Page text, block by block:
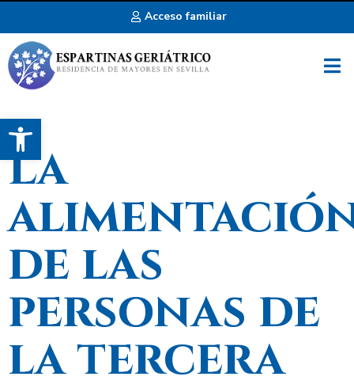
Abrir barra de herramientas
Acceso familiar
La
de las
personas de
la tercera